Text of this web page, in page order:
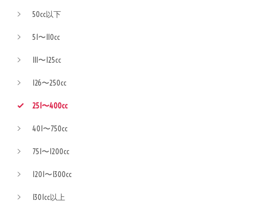
50cc以下
51〜110cc
111〜125cc
126〜250cc
251〜400cc
401〜750cc
751〜1200cc
1201〜1300cc
1301cc以上